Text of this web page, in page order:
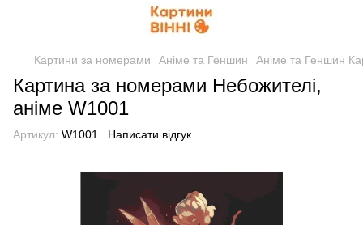
Картини за номерами Аніме та Геншин Аніме та Геншин
Картина за номерами Небожителі,
аніме W1001
Артикул: W1001 Написати відгук